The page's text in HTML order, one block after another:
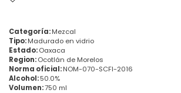
Categoría:Mezcal
Tipo:Madurado en vidrio
Estado:Oaxaca
Region:Ocotlán de Morelos
Norma oficial:NOM-070-SCFI-2016
Alcohol:50.0%
Volumen:750 ml